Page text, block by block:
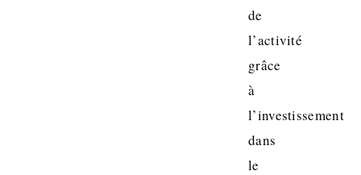
de
l’activité
grâce
à
l’investissement
dans
le